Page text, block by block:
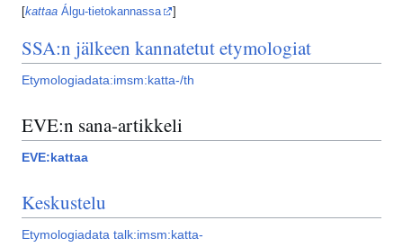
[kattaa Álgu-tietokannassa ]
SSA:n jälkeen kannatetut etymologiat
Etymologiadata:imsm:katta-/th
EVE:n sana-artikkeli
EVE:kattaa
Keskustelu
Etymologiadata talk:imsm:katta-